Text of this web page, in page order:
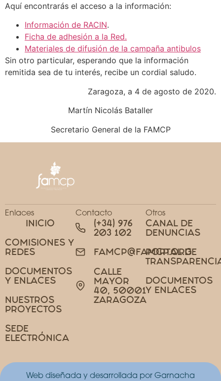
Aquí encontrarás el acceso a la información:
Información de RACIN.
Ficha de adhesión a la Red.
Materiales de difusión de la campaña antibulos
Sin otro particular, esperando que la información
remitida sea de tu interés, recibe un cordial saludo.
Zaragoza, a 4 de agosto de 2020.
Martín Nicolás Bataller
Secretario General de la FAMCP
Enlaces
INICIO
COMISIONES Y
REDES
DOCUMENTOS
Y ENLACES
NUESTROS
PROYECTOS
SEDE
ELECTRÓNICA
Contacto
(+34) 976
203 102
FAMCP@FAMCP.ORG
CALLE
MAYOR
40, 50001
ZARAGOZA
Otros
CANAL DE
DENUNCIAS
PORTAL DE
DOCUMENTOS
Y ENLACES
Web diseñada y desarrollada por Garnacha